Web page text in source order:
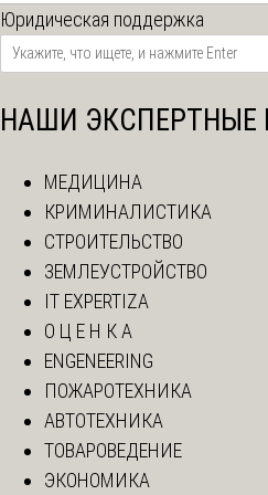
Юридическая поддержка
НАШИ
МЕДИЦИНА
КРИМИНАЛИСТИКА
СТРОИТЕЛЬСТВО
ЗЕМЛЕУСТРОЙСТВО
IT EXPERTIZA
О Ц Е Н К А
ENGENEERING
ПОЖАРОТЕХНИКА
АВТОТЕХНИКА
ТОВАРОВЕДЕНИЕ
ЭКОНОМИКА